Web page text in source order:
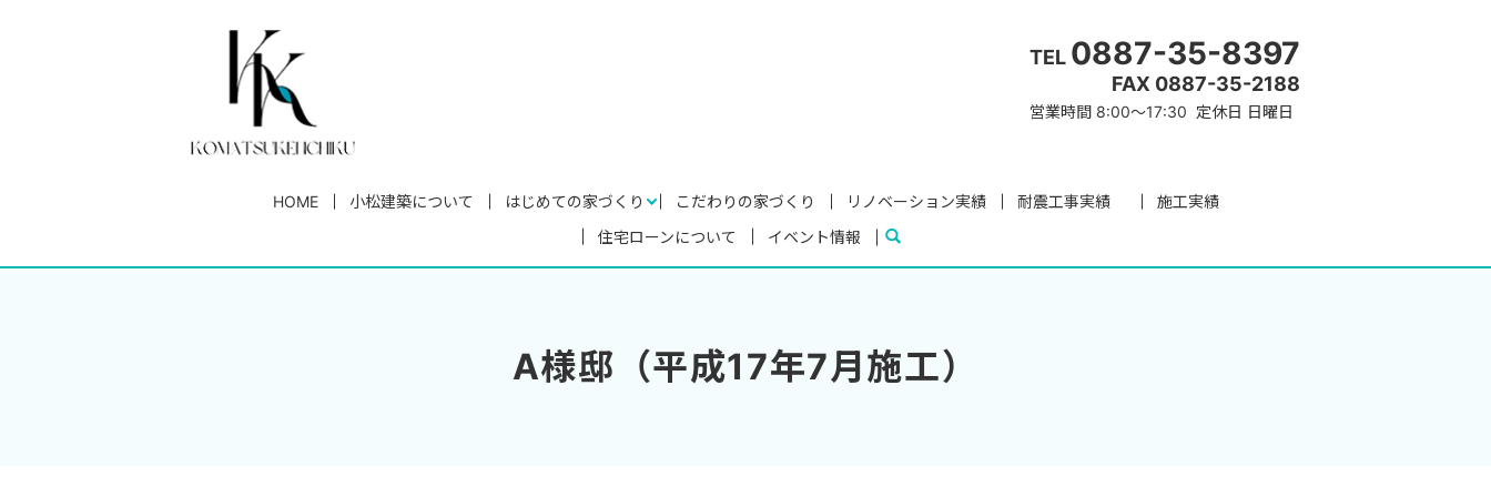
HOME 小松建築について はじめての家づくり こだわりの家づくり リノベーション実績 耐震工事実績
施工実績
住宅ローンについて
イベント情報 search
TEL 0887-35-8397
FAX 0887-35-2188
営業時間 8:00～17:30 定休日 日曜日
A様邸（平成17年7月施工）